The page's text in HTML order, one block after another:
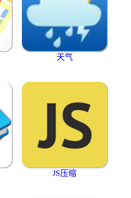
天气
JS压缩